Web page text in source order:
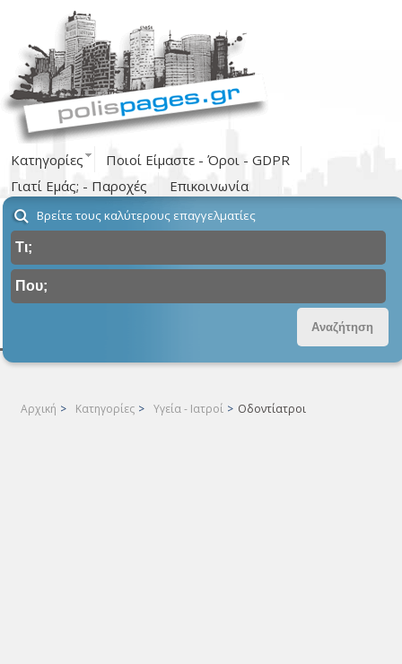
Κατηγορίες
Ποιοί Είμαστε - Όροι - GDPR
Γιατί Εμάς; - Παροχές
Επικοινωνία
Βρείτε τους καλύτερους επαγγελματίες
Αρχική > Κατηγορίες > Υγεία - Ιατροί > Οδοντίατροι